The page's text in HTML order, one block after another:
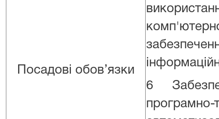
Посадові обов’язки
6